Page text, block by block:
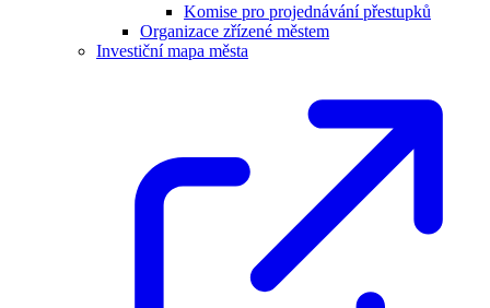
Komise pro projednávání přestupků
Organizace zřízené městem
Investiční mapa města